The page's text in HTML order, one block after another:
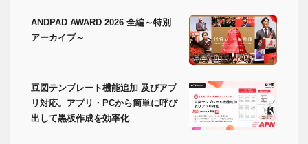
ANDPAD AWARD 2026 全編～特別
アーカイブ～
豆図テンプレート機能追加 及びアプ
リ対応。アプリ・PCから簡単に呼び
出して黒板作成を効率化